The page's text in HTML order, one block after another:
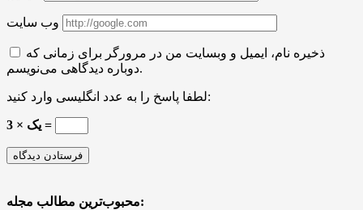
وب سایت
ذخیره نام، ایمیل و وبسایت من در مرورگر برای زمانی که
دوباره دیدگاهی می‌نویسم.
لطفا پاسخ را به عدد انگلیسی وارد کنید:
یک × 3 =
محبوب‌ترین مطالب مجله: